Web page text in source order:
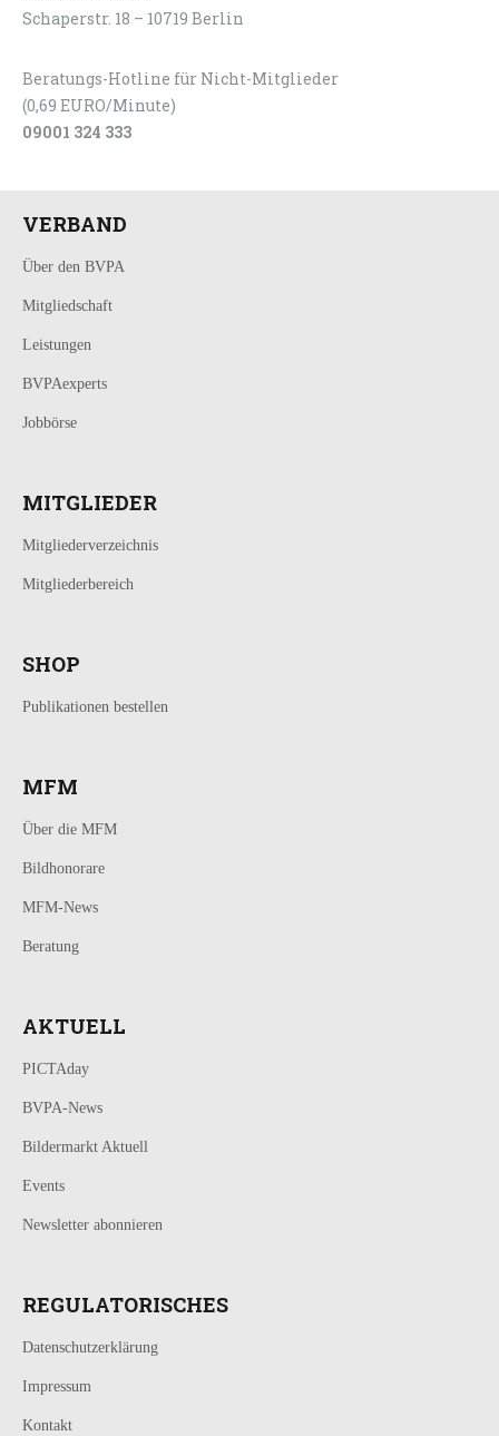
Schaperstr. 18 – 10719 Berlin
Beratungs-Hotline für Nicht-Mitglieder
(0,69 EURO/Minute)
09001 324 333
VERBAND
Über den BVPA
Mitgliedschaft
Leistungen
BVPAexperts
Jobbörse
MITGLIEDER
Mitgliederverzeichnis
Mitgliederbereich
SHOP
Publikationen bestellen
MFM
Über die MFM
Bildhonorare
MFM-News
Beratung
AKTUELL
PICTAday
BVPA-News
Bildermarkt Aktuell
Events
Newsletter abonnieren
REGULATORISCHES
Datenschutzerklärung
Impressum
Kontakt